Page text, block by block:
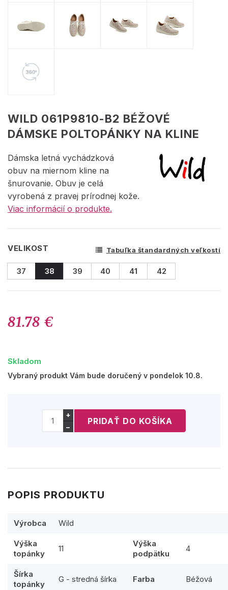
WILD 061P9810-B2 BÉŽOVÉ
DÁMSKE POLTOPÁNKY NA KLINE
Dámska letná vychádzková
obuv na miernom kline na
šnurovanie. Obuv je celá
vyrobená z pravej prírodnej kože.
Viac informácií o produkte.
VELIKOST Tabuľka štandardných veľkostí
37 38 39 40 41 42
81.78 €
Skladom
Vybraný produkt Vám bude doručený v pondelok 10.8.
+
−
POPIS PRODUKTU
Výrobca Wild
Výška
topánky
11
Výška
podpätku
4
Šírka
topánky
G - stredná šírka Farba Béžová